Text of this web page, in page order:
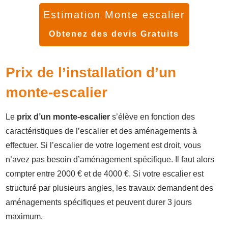
Estimation Monte escalier
Obtenez des devis Gratuits
Prix de l’installation d’un
monte-escalier
Le prix d’un monte-escalier s’élève en fonction des
caractéristiques de l’escalier et des aménagements à
effectuer. Si l’escalier de votre logement est droit, vous
n’avez pas besoin d’aménagement spécifique. Il faut alors
compter entre 2000 € et de 4000 €. Si votre escalier est
structuré par plusieurs angles, les travaux demandent des
aménagements spécifiques et peuvent durer 3 jours
maximum.